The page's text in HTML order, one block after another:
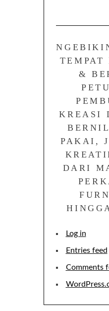
TEMPAT
&
KREASI
PAKAI,
DARI
Log in
Entries feed
Comments